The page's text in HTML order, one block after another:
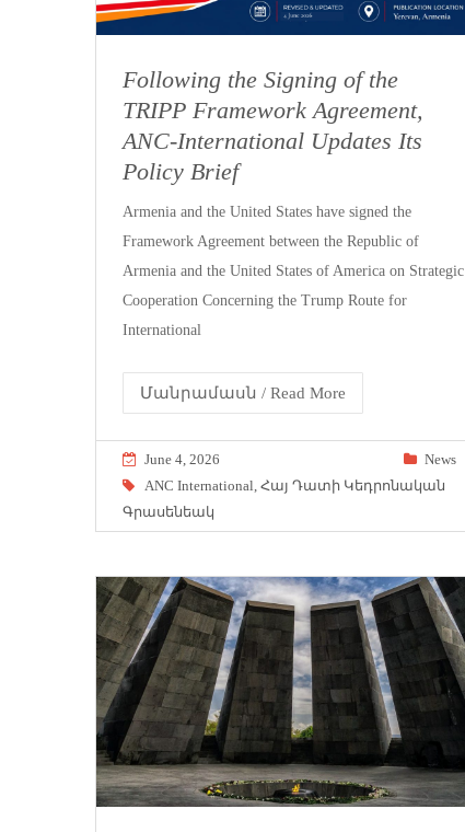
Following the Signing of the
TRIPP Framework Agreement,
ANC-International Updates Its
Policy Brief
Armenia and the United States have signed the
Framework Agreement between the Republic of
Armenia and the United States of America on Strategic
Cooperation Concerning the Trump Route for
International
Մանրամասն / Read More
June 4, 2026
News
ANC International Հայ Դատի Կեդրոնական
Գրասենեակ